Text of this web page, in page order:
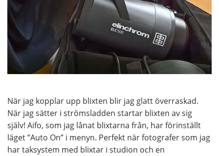
När jag kopplar upp blixten blir jag glatt överraskad.
När jag sätter i strömsladden startar blixten av sig
själv! Aifo, som jag lånat blixtarna från, har förinställt
läget ”Auto On” i menyn. Perfekt när fotografer som jag
har taksystem med blixtar i studion och en